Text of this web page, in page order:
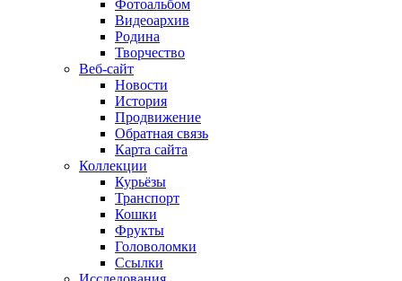
Фотоальбом
Видеоархив
Родина
Творчество
Веб-сайт
Новости
История
Продвижение
Обратная связь
Карта сайта
Коллекции
Курьёзы
Транспорт
Кошки
Фрукты
Головоломки
Ссылки